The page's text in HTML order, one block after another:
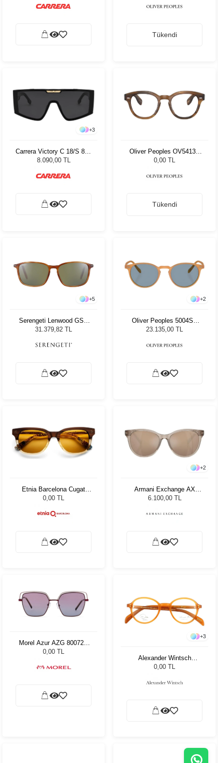
Tükendi
+3
Carrera Victory C 18/S 807
99 Kadın Güneş Gözlüğü
8.090,00 TL
Oliver Peoples OV5413U
1011 48
0,00 TL
Tükendi
+5
Serengeti Lenwood GSG
8932 Unisex Güneş
31.379,82 TL
+2
Oliver Peoples 5004SU
169956 - 49 Unisex Güneş
23.135,00 TL
Etnia Barcelona Cugat
BRBE 54 Unisex Güneş
0,00 TL
+2
Armani Exchange AX
4144SU 83447P 54 Kadın
6.100,00 TL
Morel Azur AZG 80072A
PR12 18 - 55
0,00 TL
+3
Alexander Wintsch
AW20155 C3
0,00 TL